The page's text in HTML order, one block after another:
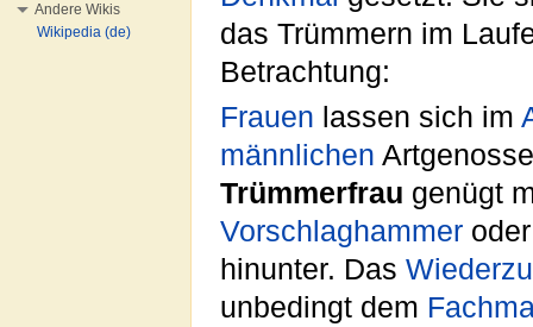
das Trümmern im
Betrachtung:
Frauen lassen sich im
männlichen
Trümmerfrau genügt
Vorschlaghammer
hinunter. Das
unbedingt dem
Andere Wikis
Wikipedia (de)